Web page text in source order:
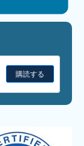
購読する